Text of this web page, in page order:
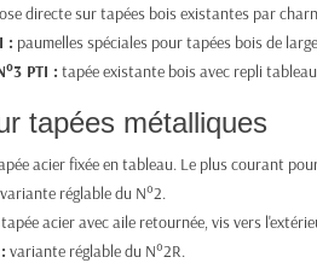
directe sur tapées bois existantes par
: paumelles spéciales pour tapées bois de
PTI : tapée existante bois avec repli
tapées métalliques
acier fixée en tableau. Le plus courant
variante réglable du N°2.
tapée acier avec aile retournée, vis vers
variante réglable du N°2R.